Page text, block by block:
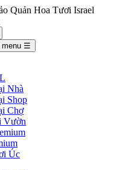
menu ☰
Nhà
Shop
Chợ
Vườn
Úc